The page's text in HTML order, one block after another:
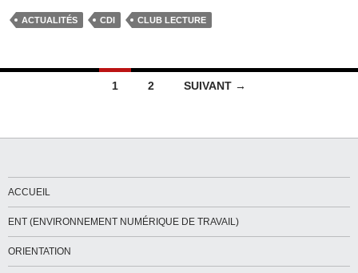
ACTUALITÉS CDI CLUB LECTURE
articles
1 2 SUIVANT →
ACCUEIL
ENT (ENVIRONNEMENT NUMÉRIQUE DE TRAVAIL)
ORIENTATION